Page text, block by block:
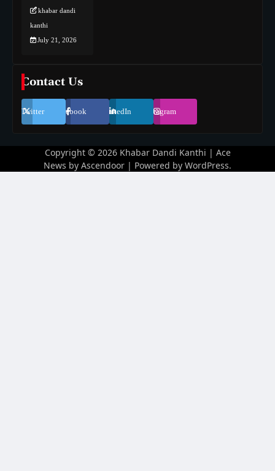
khabar dandi
kanthi
July 21, 2026
Contact Us
Twitter Facebook LinkedIn Instagram
Copyright © 2026 Khabar Dandi Kanthi | Ace
News by Ascendoor | Powered by WordPress.